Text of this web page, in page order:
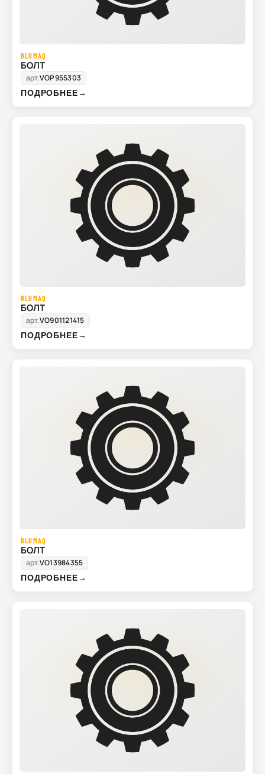
BLUMAQ
БОЛТ
арт.VOP955303
ПОДРОБНЕЕ→
BLUMAQ
БОЛТ
арт.VO901121415
ПОДРОБНЕЕ→
BLUMAQ
БОЛТ
арт.VO13984355
ПОДРОБНЕЕ→